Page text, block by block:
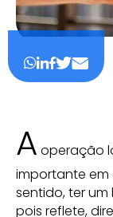
A operação
importante em
sentido, ter
pois reflete,